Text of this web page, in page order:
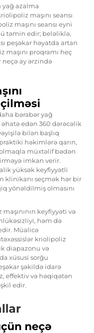
yağ azalma
maşını seansı
maşını seansı eyni
təmin edir; beləliklə,
peşəkar həyatda artan
proqramı heç
ay ərzində
bərabər yağ
əhatə edən 360 dərəcəlik
bilən başlıq
həkimlərə qarın,
müxtəlif bədən
imkan verir.
yüksək keyfiyyətli
klinikanı seçmək hər bir
yönəldilmiş olmasını
keyfiyyəti və
həm də
Müalicə
kriolipoliz
diapazonu və
xüsusi sorğu
şəkildə idarə
effektiv və həqiqətən
edir.
neçə